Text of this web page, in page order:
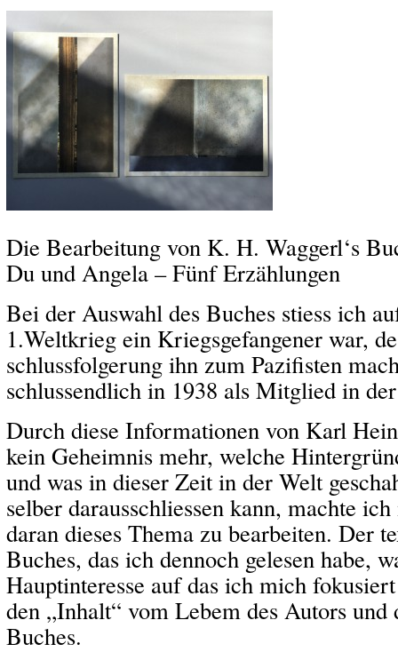
Die Bearbeitung von K. H. Waggerl‘s
Du und Angela – Fünf Erzählungen
Bei der Auswahl des Buches stiess ich
1.Weltkrieg ein Kriegsgefangener war,
schlussfolgerung ihn zum Pazifisten
schlussendlich in 1938 als Mitglied in
Durch diese Informationen von Karl
kein Geheimnis mehr, welche
und was in dieser Zeit in der Welt
selber darausschliessen kann, machte
daran dieses Thema zu bearbeiten. Der
Buches, das ich dennoch gelesen habe,
Hauptinteresse auf das ich mich
den „Inhalt“ vom Lebem des Autors und
Buches.